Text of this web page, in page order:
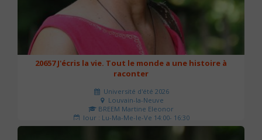
20657 J'écris la vie. Tout le monde a une histoire à
raconter
Université d'été 2026
Louvain-la-Neuve
BREEM Martine Eleonor
Jour : Lu-Ma-Me-Je-Ve 14:00- 16:30
Nombre de séances : 3